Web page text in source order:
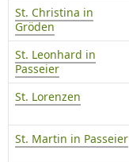
St. Christina in
Gröden
St. Leonhard in
Passeier
St. Lorenzen
St. Martin in Passeier